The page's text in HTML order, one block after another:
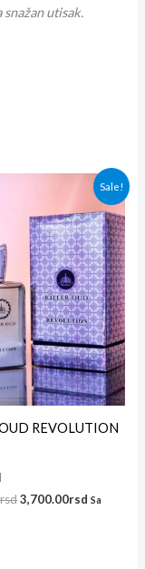
utisak.
Sale!
REVOLUTION
rsd
bila:
4,300.00rsd.
3,700.00rsd
Trenutna
cena
je:
Sa